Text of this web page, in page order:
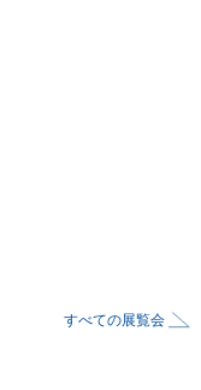
すべての展覧会